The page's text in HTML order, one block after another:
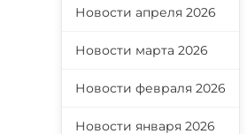
Новости апреля 2026
Новости марта 2026
Новости февраля 2026
Новости января 2026